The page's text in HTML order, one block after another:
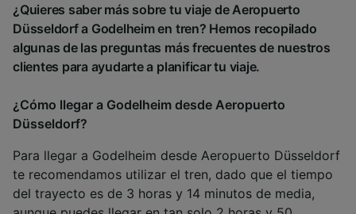
¿Quieres saber más sobre tu viaje de Aeropuerto
Düsseldorf a Godelheim en tren? Hemos recopilado
algunas de las preguntas más frecuentes de nuestros
clientes para ayudarte a planificar tu viaje.
¿Cómo llegar a Godelheim desde Aeropuerto
Düsseldorf?
Para llegar a Godelheim desde Aeropuerto Düsseldorf
te recomendamos utilizar el tren, dado que el tiempo
del trayecto es de 3 horas y 14 minutos de media,